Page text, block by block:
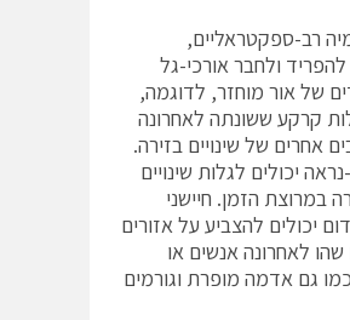
רב-ספקטראליים,
ולחבר אורכי-גל
של אור מוחזר, לדוגמה,
קרקע ששונתה לאחרונה
אחרים של שינויים בזירה.
נראה יכולים לגלות שינויים
במרוצת הזמן. חיישני
יכולים להצביע על אזורים
לאחרונה אנשים או
גם אדמה מופרת וגורמים